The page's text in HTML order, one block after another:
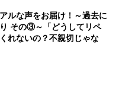
ルな声をお届け！～過去に
その③～「どうしてリペ
れないの？不親切じゃな